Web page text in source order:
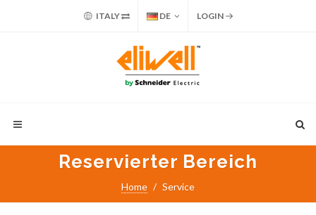
ITALY DE LOGIN
Reservierter Bereich
Home Service